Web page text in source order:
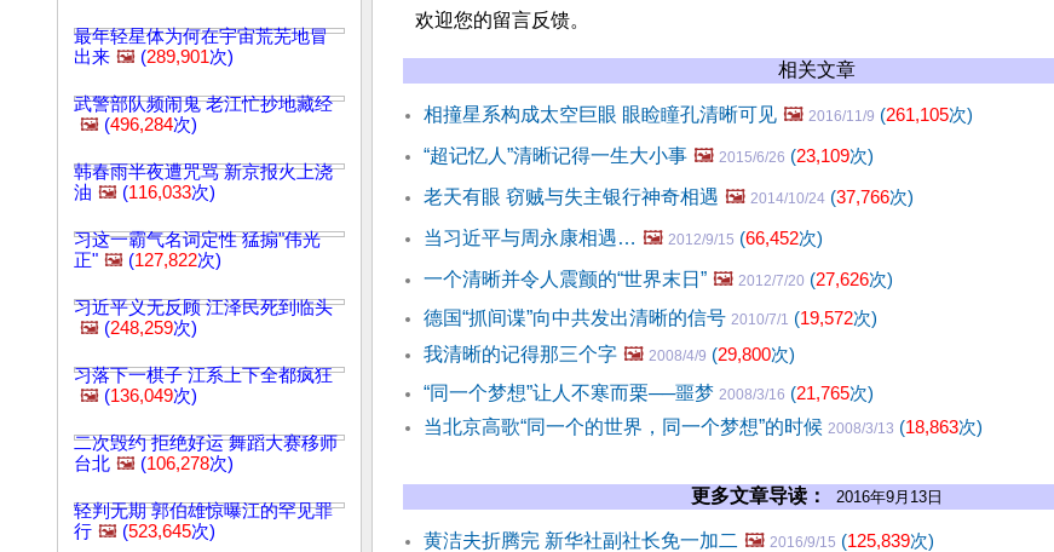
最年轻星体为何在宇宙荒芜地冒
出来 🖼️ (289,901次)
武警部队频闹鬼 老江忙抄地藏经
🖼️ (496,284次)
韩春雨半夜遭咒骂 新京报火上浇
油 🖼️ (116,033次)
习这一霸气名词定性 猛搧"伟光
正" 🖼️ (127,822次)
习近平义无反顾 江泽民死到临头
🖼️ (248,259次)
习落下一棋子 江系上下全都疯狂
🖼️ (136,049次)
二次毁约 拒绝好运 舞蹈大赛移师
台北 🖼️ (106,278次)
轻判无期 郭伯雄惊曝江的罕见罪
行 🖼️ (523,645次)
欢迎您的留言反馈。
相关文章
相撞星系构成太空巨眼 眼睑瞳孔清晰可见 🖼️ 2016/11/9 (261,105次)
“超记忆人”清晰记得一生大小事 🖼️ 2015/6/26 (23,109次)
老天有眼 窃贼与失主银行神奇相遇 🖼️ 2014/10/24 (37,766次)
当习近平与周永康相遇… 🖼️ 2012/9/15 (66,452次)
一个清晰并令人震颤的“世界末日” 🖼️ 2012/7/20 (27,626次)
德国“抓间谍”向中共发出清晰的信号 2010/7/1 (19,572次)
我清晰的记得那三个字 🖼️ 2008/4/9 (29,800次)
“同一个梦想”让人不寒而栗──噩梦 2008/3/16 (21,765次)
当北京高歌“同一个的世界，同一个梦想”的时候 2008/3/13 (18,863次)
更多文章导读： 2016年9月13日
黄洁夫折腾完 新华社副社长免一加二 🖼️ 2016/9/15 (125,839次)